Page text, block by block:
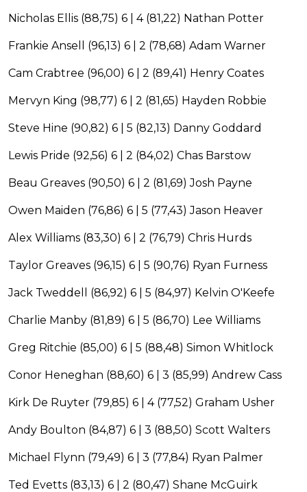
Nicholas Ellis (88,75) 6 | 4 (81,22) Nathan Potter
Frankie Ansell (96,13) 6 | 2 (78,68) Adam Warner
Cam Crabtree (96,00) 6 | 2 (89,41) Henry Coates
Mervyn King (98,77) 6 | 2 (81,65) Hayden Robbie
Steve Hine (90,82) 6 | 5 (82,13) Danny Goddard
Lewis Pride (92,56) 6 | 2 (84,02) Chas Barstow
Beau Greaves (90,50) 6 | 2 (81,69) Josh Payne
Owen Maiden (76,86) 6 | 5 (77,43) Jason Heaver
Alex Williams (83,30) 6 | 2 (76,79) Chris Hurds
Taylor Greaves (96,15) 6 | 5 (90,76) Ryan Furness
Jack Tweddell (86,92) 6 | 5 (84,97) Kelvin O'Keefe
Charlie Manby (81,89) 6 | 5 (86,70) Lee Williams
Greg Ritchie (85,00) 6 | 5 (88,48) Simon Whitlock
Conor Heneghan (88,60) 6 | 3 (85,99) Andrew Cass
Kirk De Ruyter (79,85) 6 | 4 (77,52) Graham Usher
Andy Boulton (84,87) 6 | 3 (88,50) Scott Walters
Michael Flynn (79,49) 6 | 3 (77,84) Ryan Palmer
Ted Evetts (83,13) 6 | 2 (80,47) Shane McGuirk